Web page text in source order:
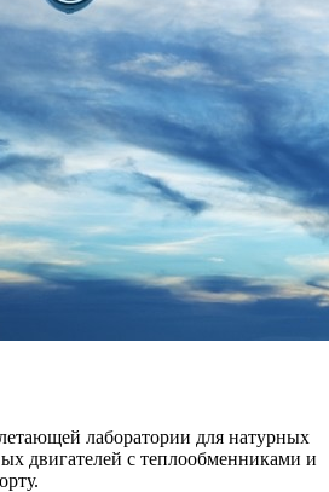
лаборатории для натурных
двигателей с теплообменниками и